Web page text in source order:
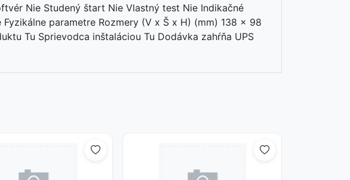
Nie Studený štart Nie Vlastný test Nie Indikačné
parametre Rozmery (V x Š x H) (mm) 138 x 98
Tu Sprievodca inštaláciou Tu Dodávka zahŕňa UPS